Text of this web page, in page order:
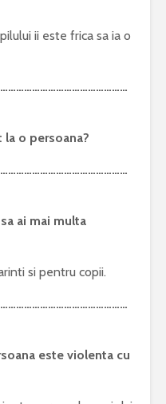
ii este frica sa ia o
la o persoana?
ai mai multa
si pentru copii.
este violenta cu